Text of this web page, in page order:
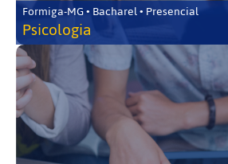
Formiga-MG • Bacharel • Presencial
Psicologia